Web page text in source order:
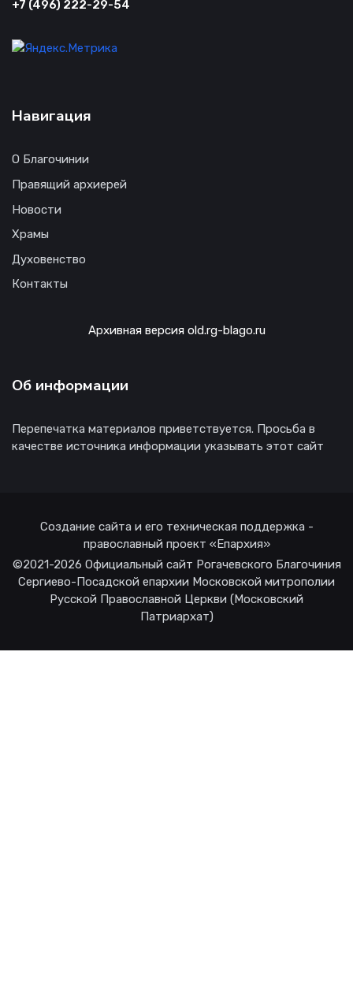
+7 (496) 222-29-54
Навигация
О Благочинии
Правящий архиерей
Новости
Храмы
Духовенство
Контакты
Архивная версия old.rg-blago.ru
Об информации
Перепечатка материалов приветствуется. Просьба в
качестве источника информации указывать этот сайт
Создание сайта и его техническая поддержка -
православный проект «Епархия»
©2021-2026 Официальный сайт Рогачевского Благочиния
Сергиево-Посадской епархии Московской митрополии
Русской Православной Церкви (Московский
Патриархат)